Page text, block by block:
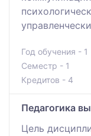
Год обучения - 1
Семестр - 1
Кредитов - 4
Педагогика
Цель